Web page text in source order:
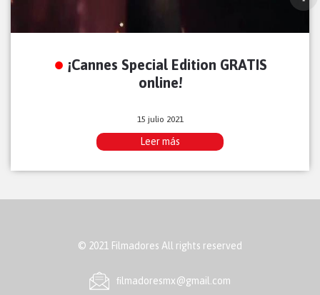
¡Cannes Special Edition GRATIS
online!
15 julio 2021
Leer más
© 2021 Filmadores All rights reserved
ﬁlmadoresmx@gmail.com